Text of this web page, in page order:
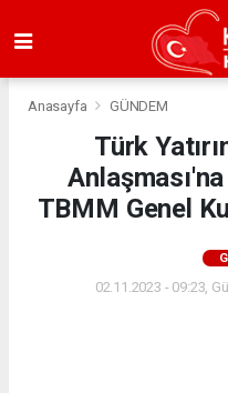
Anasayfa GÜNDEM
Türk
TBMM Genel
02.11.2023 - 09:23,